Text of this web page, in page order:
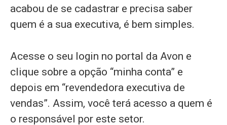
acabou de se cadastrar e precisa saber
quem é a sua executiva, é bem simples.
Acesse o seu login no portal da Avon e
clique sobre a opção “minha conta” e
depois em “revendedora executiva de
vendas”. Assim, você terá acesso a quem é
o responsável por este setor.